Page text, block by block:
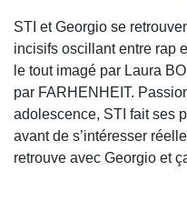
STI et Georgio se
incisifs oscillant entre rap
le tout imagé par Laura
par FARHENHEIT.
adolescence, STI fait ses
avant de s’intéresser
retrouve avec Georgio et